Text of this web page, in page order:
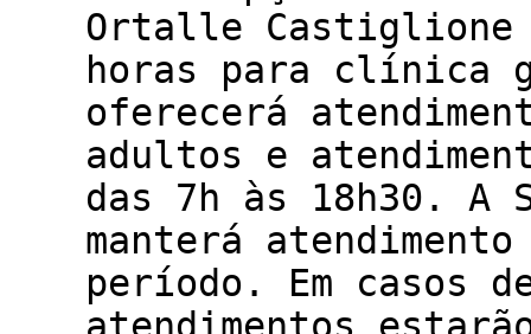
Ortalle Castiglione
horas para clínica
oferecerá
adultos e
das 7h às 18h30. A
manterá
período. Em casos